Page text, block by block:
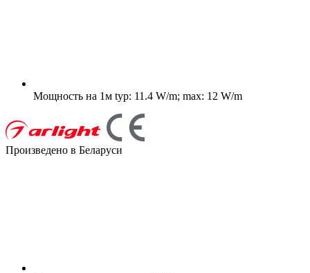
Мощность на 1м typ: 11.4 W/m; max: 12 W/m
Произведено в Беларуси